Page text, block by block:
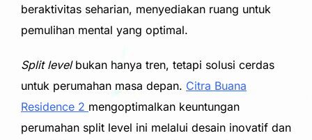
beraktivitas seharian, menyediakan ruang untuk
pemulihan mental yang optimal.
Split levelbukan hanya tren, tetapi solusi cerdas
untuk perumahan masa depan. Citra Buana
Residence 2 mengoptimalkan keuntungan
perumahan split level ini melalui desain inovatif dan